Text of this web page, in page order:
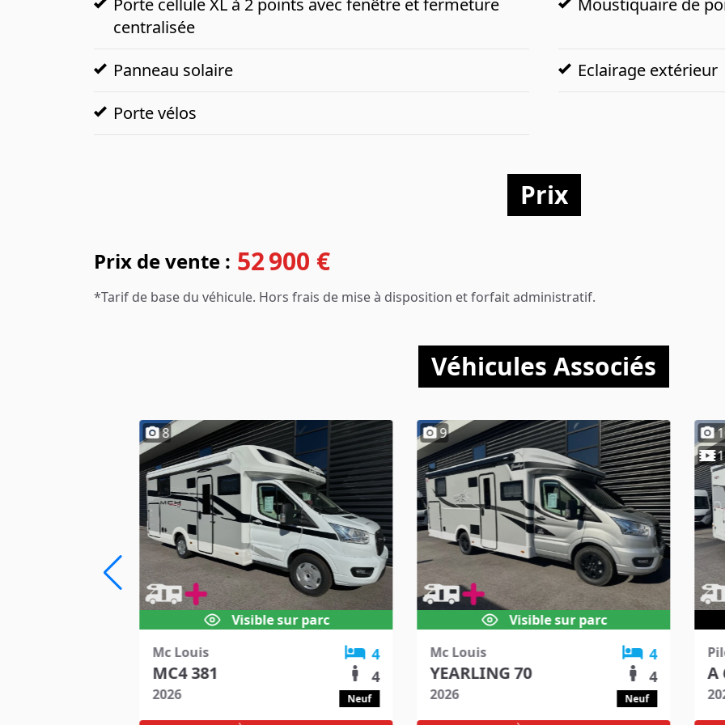
Porte cellule XL à 2 points avec fenêtre et fermeture
centralisée
Moustiquaire de
Panneau solaire
Eclairage extérieur
Porte vélos
Prix
Prix de vente : 52 900 €
*Tarif de base du véhicule. Hors frais de mise à disposition et forfait administratif.
Véhicules Associés
8
Visible sur parc
Mc Louis
MC4 381
2026
4
4
Neuf
9
Visible sur parc
Mc Louis
YEARLING 70
2026
4
4
Neuf
1
A